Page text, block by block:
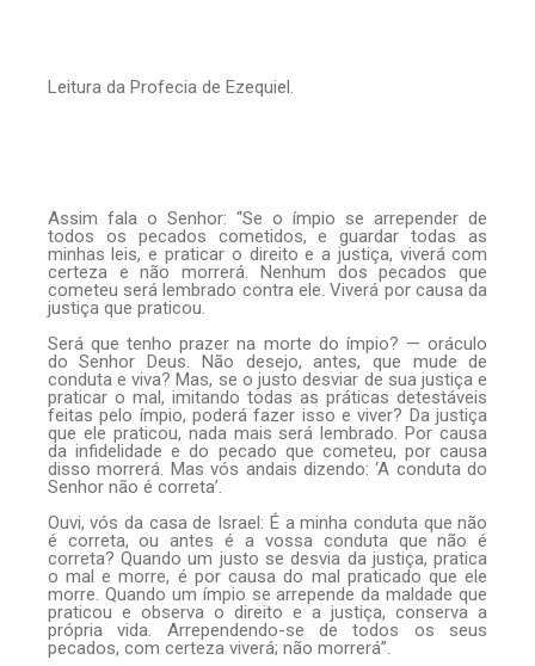
Leitura da Profecia de Ezequiel.
Assim fala o Senhor: “Se o ímpio se arrepender de
todos os pecados cometidos, e guardar todas as
minhas leis, e praticar o direito e a justiça, viverá com
certeza e não morrerá. Nenhum dos pecados que
cometeu será lembrado contra ele. Viverá por causa da
justiça que praticou.
Será que tenho prazer na morte do ímpio? — oráculo
do Senhor Deus. Não desejo, antes, que mude de
conduta e viva? Mas, se o justo desviar de sua justiça e
praticar o mal, imitando todas as práticas detestáveis
feitas pelo ímpio, poderá fazer isso e viver? Da justiça
que ele praticou, nada mais será lembrado. Por causa
da infidelidade e do pecado que cometeu, por causa
disso morrerá. Mas vós andais dizendo: ‘A conduta do
Senhor não é correta’.
Ouvi, vós da casa de Israel: É a minha conduta que não
é correta, ou antes é a vossa conduta que não é
correta? Quando um justo se desvia da justiça, pratica
o mal e morre, é por causa do mal praticado que ele
morre. Quando um ímpio se arrepende da maldade que
praticou e observa o direito e a justiça, conserva a
própria vida. Arrependendo-se de todos os seus
pecados, com certeza viverá; não morrerá”.